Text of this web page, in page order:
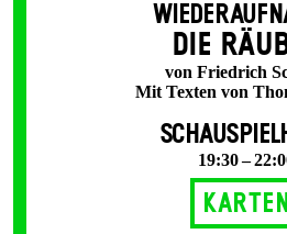
DIE
von Friedrich
Mit Texten von
19:30 –
Karten